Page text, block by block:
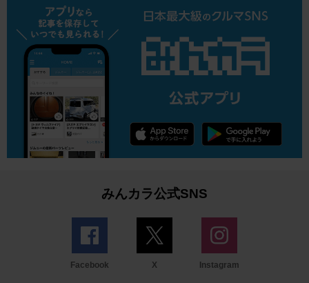
みんカラ公式SNS
Facebook X Instagram